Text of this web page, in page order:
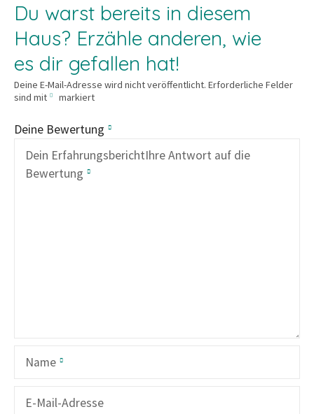
Du warst bereits in diesem
Haus? Erzähle anderen, wie
es dir gefallen hat!
Deine E-Mail-Adresse wird nicht veröffentlicht. Erforderliche Felder
sind mit
markiert
Deine Bewertung
Dein ErfahrungsberichtIhre Antwort auf die
Bewertung
Name
E-Mail-Adresse